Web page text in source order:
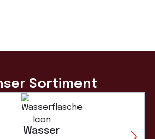
Sortiment
Wasser